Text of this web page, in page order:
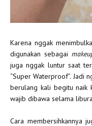
Karena nggak
digunakan sebagai
juga nggak luntur saat
“Super Waterproof”. Jadi
berulang kali begitu naik
wajib dibawa selama
Cara membersihkannya